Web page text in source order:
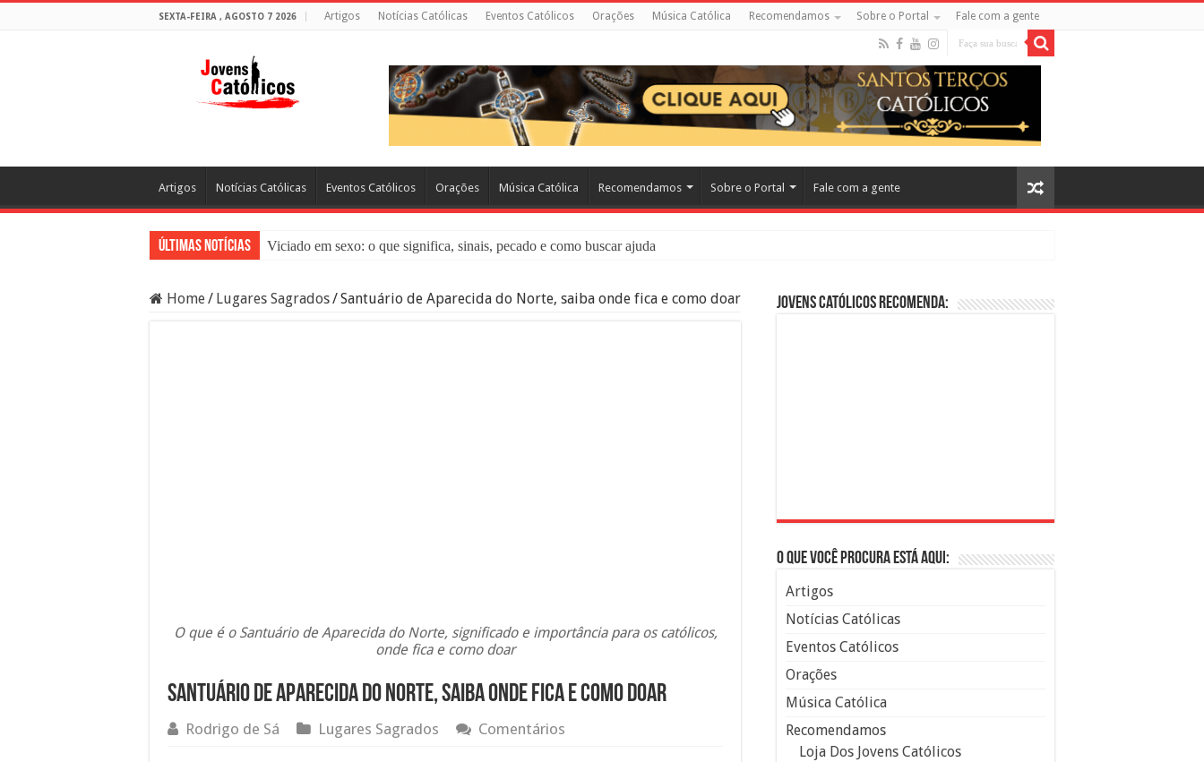
SEXTA-FEIRA , AGOSTO 7 2026 Artigos Notícias Católicas Eventos Católicos Orações Música Católica Recomendamos Sobre o Portal Fale com a gente
Artigos Notícias Católicas Eventos Católicos Orações Música Católica Recomendamos Sobre o Portal Fale com a gente
Últimas Notícias
Viciado em sexo: o que significa, sinais, pecado e como buscar ajuda
Filme Sagrado Coração – Seu Reino Não Terá Fim: O Documentário Que Vai Tocar os Católicos no Cinema
Home/ Lugares Sagrados/Santuário de Aparecida do Norte, saiba onde fica e como doar
O que é o Santuário de Aparecida do Norte, significado e importância para os católicos,
onde fica e como doar
Santuário de Aparecida do Norte, saiba onde fica e como doar
Rodrigo de Sá Lugares Sagrados Comentários
Jovens Católicos Recomenda:
O que você procura está aqui:
Artigos
Notícias Católicas
Eventos Católicos
Orações
Música Católica
Recomendamos
Loja Dos Jovens Católicos